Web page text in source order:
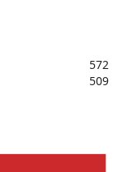
572
509